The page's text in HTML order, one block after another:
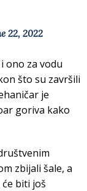
22, 2022
ono za vodu
što su završili
je
goriva kako
zbijali šale, a
biti još